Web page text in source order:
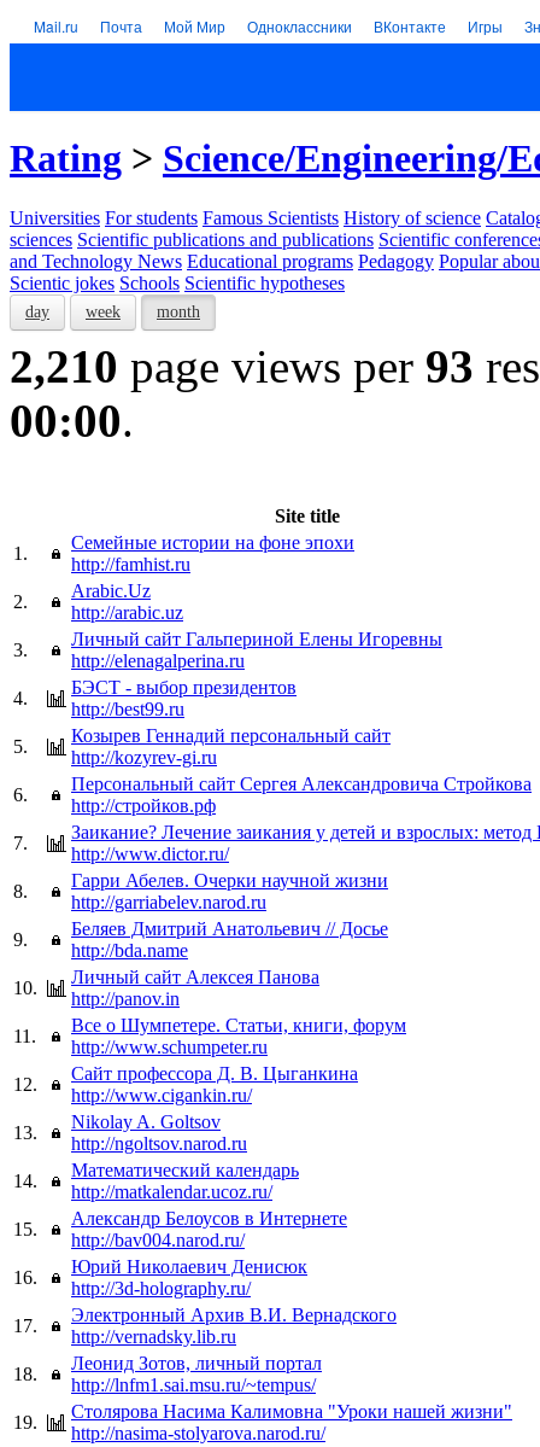
Mail.ru Почта Мой Мир Одноклассники ВКонтакте Игры
Rating > Science/Engineering/
Universities For students Famous Scientists History of science
sciences Scientific publications and publications Scientific
and Technology News Educational programs Pedagogy Popular
Scientic jokes Schools Scientific hypotheses
day week month
2,210 page views per 93
00:00.
Site title
1.
Семейные истории на фоне эпохи
http://famhist.ru
2.
Arabic.Uz
http://arabic.uz
3.
Личный сайт Гальпериной Елены Игоревны
http://elenagalperina.ru
4.
БЭСТ - выбор президентов
http://best99.ru
5.
Козырев Геннадий персональный сайт
http://kozyrev-gi.ru
6.
Персональный сайт Сергея Александровича Стройкова
http://стройков.рф
7.
Заикание? Лечение заикания у детей и взрослых: метод
http://www.dictor.ru/
8.
Гарри Абелев. Очерки научной жизни
http://garriabelev.narod.ru
9.
Беляев Дмитрий Анатольевич // Досье
http://bda.name
10.
Личный сайт Алексея Панова
http://panov.in
11.
Все о Шумпетере. Статьи, книги, форум
http://www.schumpeter.ru
12.
Сайт профессора Д. В. Цыганкина
http://www.cigankin.ru/
13.
Nikolay A. Goltsov
http://ngoltsov.narod.ru
14.
Математический календарь
http://matkalendar.ucoz.ru/
15.
Александр Белоусов в Интернете
http://bav004.narod.ru/
16.
Юрий Николаевич Денисюк
http://3d-holography.ru/
17.
Электронный Архив В.И. Вернадского
http://vernadsky.lib.ru
18.
Леонид Зотов, личный портал
http://lnfm1.sai.msu.ru/~tempus/
19.
Столярова Насима Калимовна "Уроки нашей жизни"
http://nasima-stolyarova.narod.ru/